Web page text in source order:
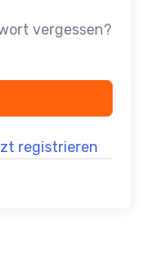
vergessen?
registrieren